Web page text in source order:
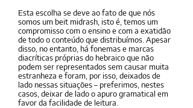
Esta escolha se deve ao fato de que nós
somos um beit midrash, isto é, temos um
compromisso com o ensino e com a exatidão
de todo o conteúdo que distribuímos. Apesar
disso, no entanto, há fonemas e marcas
diacríticas próprias do hebraico que não
podem ser representados sem causar muita
estranheza e foram, por isso, deixados de
lado nessas situações – preferimos, nestes
casos, deixar de lado o apuro gramatical em
favor da facilidade de leitura.